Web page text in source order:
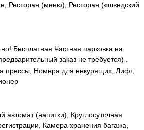
Ресторан (меню), Ресторан («шведский
Бесплатная Частная парковка на
заказ не требуется) .
прессы, Номера для некурящих, Лифт,
автомат (напитки), Круглосуточная
Камера хранения багажа,